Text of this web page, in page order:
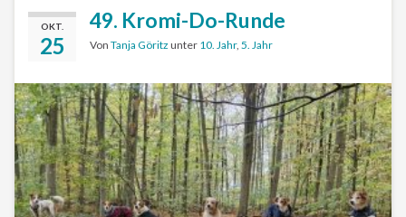
OKT.
25
49. Kromi-Do-Runde
Von Tanja Göritz unter 10. Jahr, 5. Jahr